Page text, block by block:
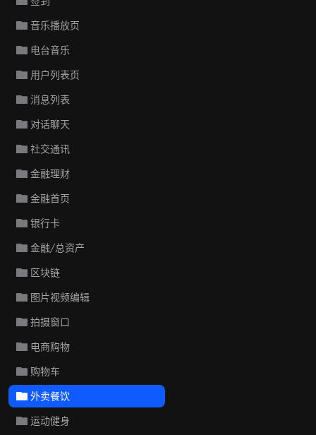
音乐播放页
电台音乐
用户列表页
消息列表
对话聊天
社交通讯
金融理财
金融首页
银行卡
金融/总资产
区块链
图片视频编辑
拍摄窗口
电商购物
购物车
外卖餐饮
运动健身